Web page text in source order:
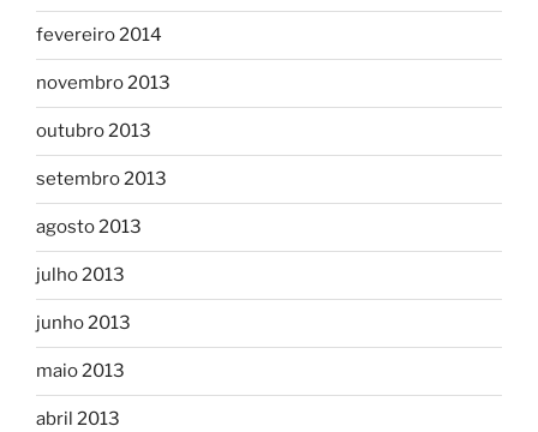
fevereiro 2014
novembro 2013
outubro 2013
setembro 2013
agosto 2013
julho 2013
junho 2013
maio 2013
abril 2013